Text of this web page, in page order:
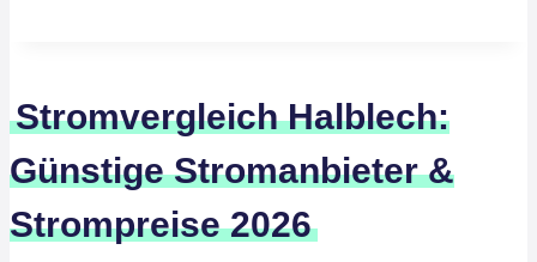
Stromvergleich Halblech:
Günstige Stromanbieter &
Strompreise 2026